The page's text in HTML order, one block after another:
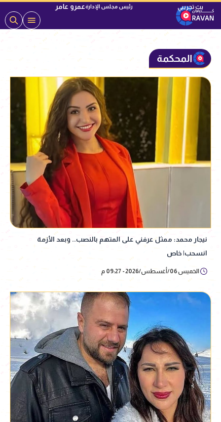
رئيس مجلس الإدارةعمرو عامر
المحكمة
نيجار محمد: ممثل عرفني على المتهم بالنصب.. وبعد الأزمة
انسحب| خاص
الخميس 06/أغسطس/2026 - 09:27 م